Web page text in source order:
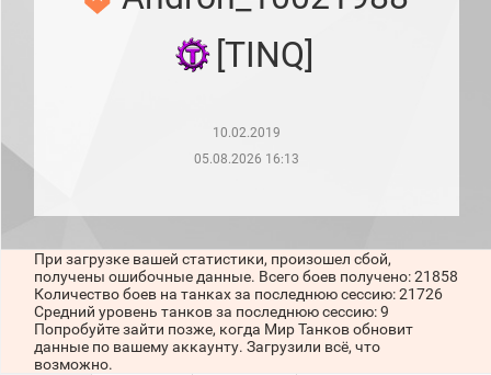
игроков
Кланы
Статистика
стримеров
[TINQ]
10.02.2019
05.08.2026 16:13
При загрузке вашей статистики, произошел сбой,
получены ошибочные данные. Всего боев получено: 21858
Количество боев на танках за последнюю сессию: 21726
Средний уровень танков за последнюю сессию: 9
Попробуйте зайти позже, когда Мир Танков обновит
данные по вашему аккаунту. Загрузили всё, что
возможно.